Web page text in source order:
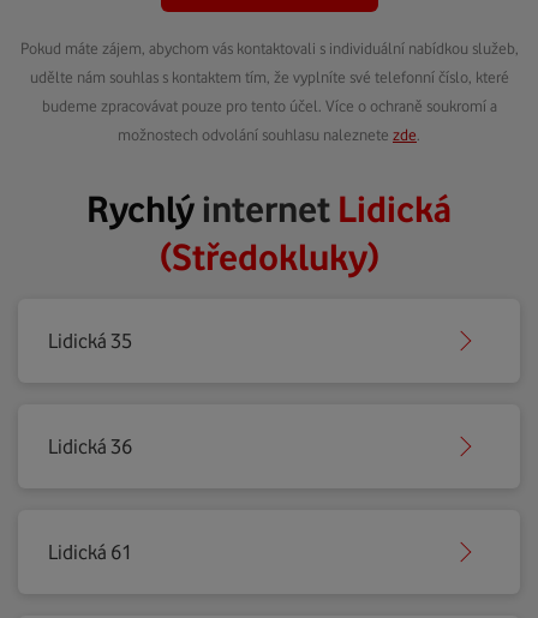
Pokud máte zájem, abychom vás kontaktovali s individuální nabídkou služeb,
udělte nám souhlas s kontaktem tím, že vyplníte své telefonní číslo, které
budeme zpracovávat pouze pro tento účel. Více o ochraně soukromí a
možnostech odvolání souhlasu naleznete zde
Rychlýinternet Lidická
(Středokluky)
Lidická 35
Lidická 36
Lidická 61